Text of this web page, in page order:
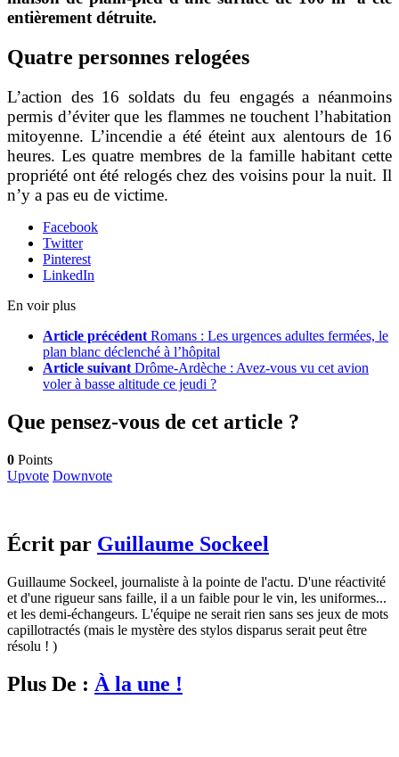
entièrement détruite.
Quatre personnes relogées
L’action des 16 soldats du feu engagés a néanmoins
permis d’éviter que les flammes ne touchent l’habitation
mitoyenne. L’incendie a été éteint aux alentours de 16
heures. Les quatre membres de la famille habitant cette
propriété ont été relogés chez des voisins pour la nuit. Il
n’y a pas eu de victime.
Facebook
Twitter
Pinterest
LinkedIn
En voir plus
Article précédent Romans : Les urgences adultes fermées, le
plan blanc déclenché à l’hôpital
Article suivant Drôme-Ardèche : Avez-vous vu cet avion
voler à basse altitude ce jeudi ?
Que pensez-vous de cet article ?
0 Points
Upvote Downvote
Écrit par Guillaume Sockeel
Guillaume Sockeel, journaliste à la pointe de l'actu. D'une réactivité
et d'une rigueur sans faille, il a un faible pour le vin, les uniformes...
et les demi-échangeurs. L'équipe ne serait rien sans ses jeux de mots
capillotractés (mais le mystère des stylos disparus serait peut être
résolu ! )
Plus De : À la une !